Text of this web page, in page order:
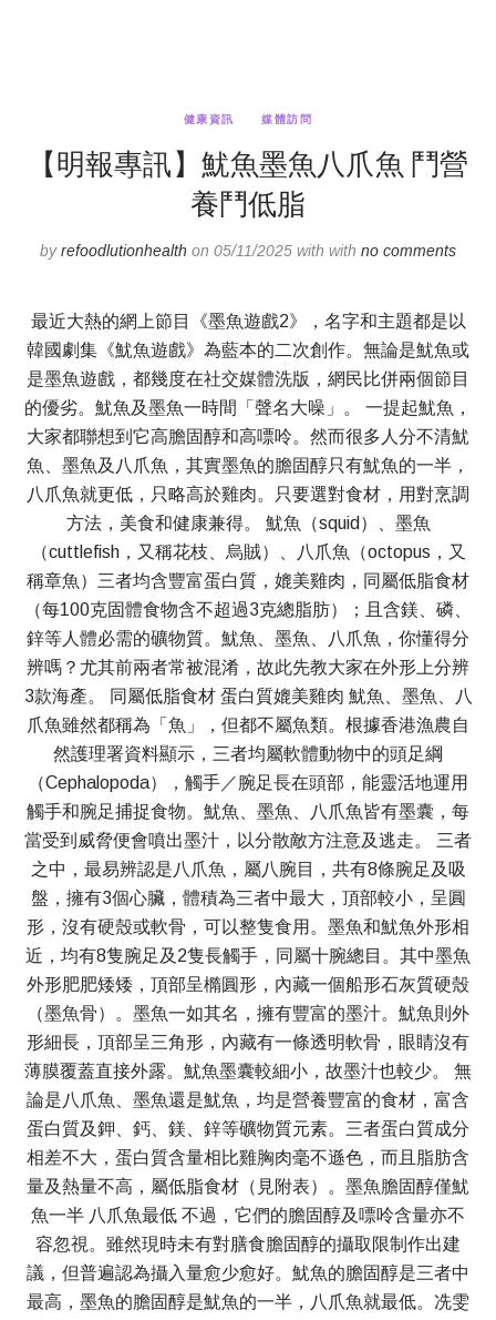
健康資訊 媒體訪問
【明報專訊】魷魚墨魚八爪魚 鬥營
養鬥低脂
byrefoodlutionhealth on 05/11/2025 with with no comments
最近大熱的網上節目《墨魚遊戲2》，名字和主題都是以
韓國劇集《魷魚遊戲》為藍本的二次創作。無論是魷魚或
是墨魚遊戲，都幾度在社交媒體洗版，網民比併兩個節目
的優劣。魷魚及墨魚一時間「聲名大噪」。 一提起魷魚，
大家都聯想到它高膽固醇和高嘌呤。然而很多人分不清魷
魚、墨魚及八爪魚，其實墨魚的膽固醇只有魷魚的一半，
八爪魚就更低，只略高於雞肉。只要選對食材，用對烹調
方法，美食和健康兼得。 魷魚（squid）、墨魚
（cuttlefish，又稱花枝、烏賊）、八爪魚（octopus，又
稱章魚）三者均含豐富蛋白質，媲美雞肉，同屬低脂食材
（每100克固體食物含不超過3克總脂肪）；且含鎂、磷、
鋅等人體必需的礦物質。魷魚、墨魚、八爪魚，你懂得分
辨嗎？尤其前兩者常被混淆，故此先教大家在外形上分辨
3款海產。 同屬低脂食材 蛋白質媲美雞肉 魷魚、墨魚、八
爪魚雖然都稱為「魚」，但都不屬魚類。根據香港漁農自
然護理署資料顯示，三者均屬軟體動物中的頭足綱
（Cephalopoda），觸手／腕足長在頭部，能靈活地運用
觸手和腕足捕捉食物。魷魚、墨魚、八爪魚皆有墨囊，每
當受到威脅便會噴出墨汁，以分散敵方注意及逃走。 三者
之中，最易辨認是八爪魚，屬八腕目，共有8條腕足及吸
盤，擁有3個心臟，體積為三者中最大，頂部較小，呈圓
形，沒有硬殼或軟骨，可以整隻食用。墨魚和魷魚外形相
近，均有8隻腕足及2隻長觸手，同屬十腕總目。其中墨魚
外形肥肥矮矮，頂部呈橢圓形，內藏一個船形石灰質硬殼
（墨魚骨）。墨魚一如其名，擁有豐富的墨汁。魷魚則外
形細長，頂部呈三角形，內藏有一條透明軟骨，眼睛沒有
薄膜覆蓋直接外露。魷魚墨囊較細小，故墨汁也較少。 無
論是八爪魚、墨魚還是魷魚，均是營養豐富的食材，富含
蛋白質及鉀、鈣、鎂、鋅等礦物質元素。三者蛋白質成分
相差不大，蛋白質含量相比雞胸肉毫不遜色，而且脂肪含
量及熱量不高，屬低脂食材（見附表）。墨魚膽固醇僅魷
魚一半 八爪魚最低 不過，它們的膽固醇及嘌呤含量亦不
容忽視。雖然現時未有對膳食膽固醇的攝取限制作出建
議，但普遍認為攝入量愈少愈好。魷魚的膽固醇是三者中
最高，墨魚的膽固醇是魷魚的一半，八爪魚就最低。冼雯